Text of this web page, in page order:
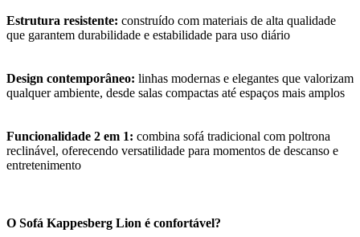
Estrutura resistente: construído com materiais de alta qualidade
que garantem durabilidade e estabilidade para uso diário
Design contemporâneo: linhas modernas e elegantes que valorizam
qualquer ambiente, desde salas compactas até espaços mais amplos
Funcionalidade 2 em 1: combina sofá tradicional com poltrona
reclinável, oferecendo versatilidade para momentos de descanso e
entretenimento
O Sofá Kappesberg Lion é confortável?